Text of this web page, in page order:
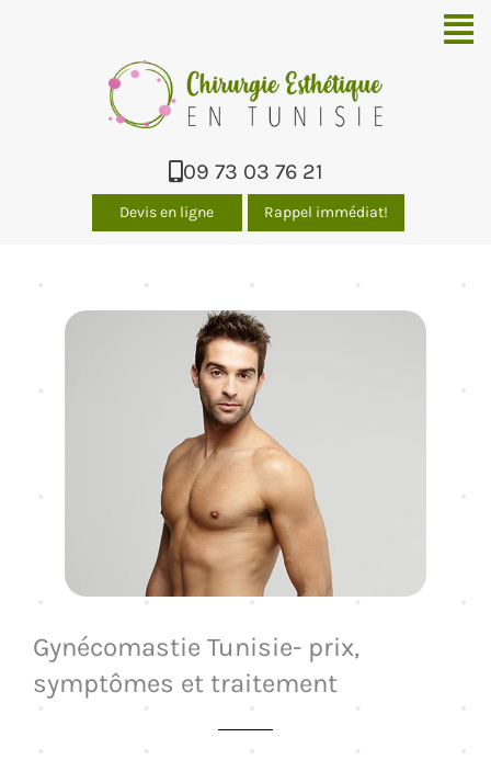
09 73 03 76 21
Devis en ligne Rappel immédiat!
Gynécomastie Tunisie- prix,
symptômes et traitement